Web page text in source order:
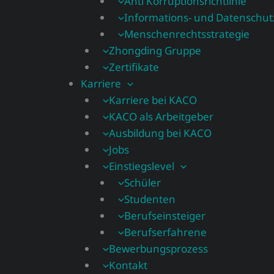
Informations- und
Menschenrechtsstrategie
Zhongding Gruppe
Zertifikate
Karriere
Karriere bei KACO
KACO als Arbeitgeber
Ausbildung bei KACO
Jobs
Einstiegslevel
Schüler
Studenten
Berufseinsteiger
Berufserfahrene
Bewerbungsprozess
Kontakt